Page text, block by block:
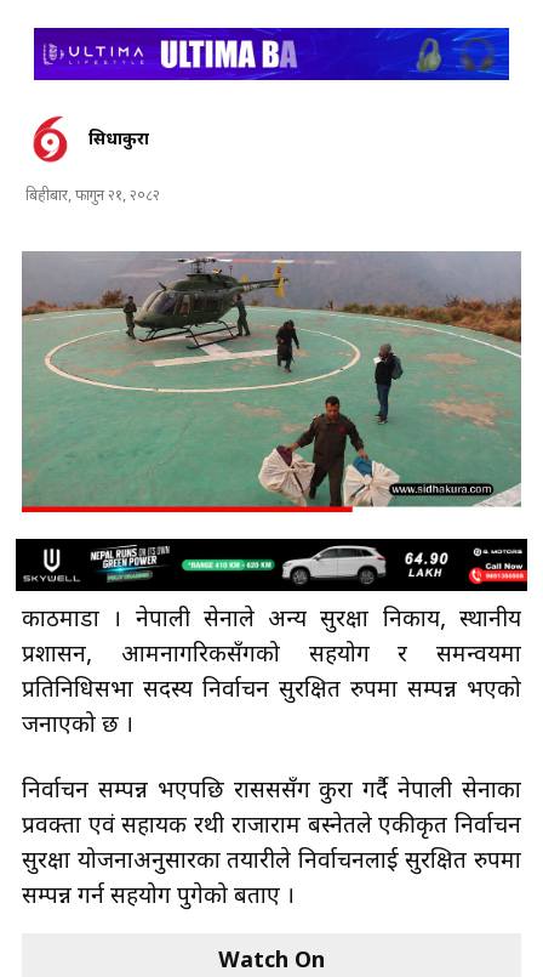
सिधाकुरा
बिहीबार, फागुन २१, २०८२
काठमाडौँ । नेपाली सेनाले अन्य सुरक्षा निकाय, स्थानीय
प्रशासन, आमनागरिकसँगको सहयोग र समन्वयमा
प्रतिनिधिसभा सदस्य निर्वाचन सुरक्षित रुपमा सम्पन्न भएको
जनाएको छ ।
निर्वाचन सम्पन्न भएपछि रासससँग कुरा गर्दै नेपाली सेनाका
प्रवक्ता एवं सहायक रथी राजाराम बस्नेतले एकीकृत निर्वाचन
सुरक्षा योजनाअनुसारका तयारीले निर्वाचनलाई सुरक्षित रुपमा
सम्पन्न गर्न सहयोग पुगेको बताए ।
Watch On